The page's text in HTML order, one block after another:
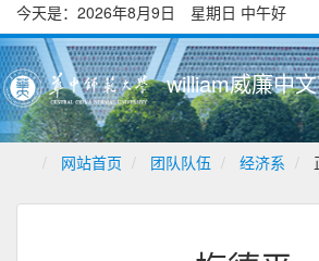
今天是： 2026年8月9日 星期日 中午好
william威廉中
网站首页 团队队伍 经济系